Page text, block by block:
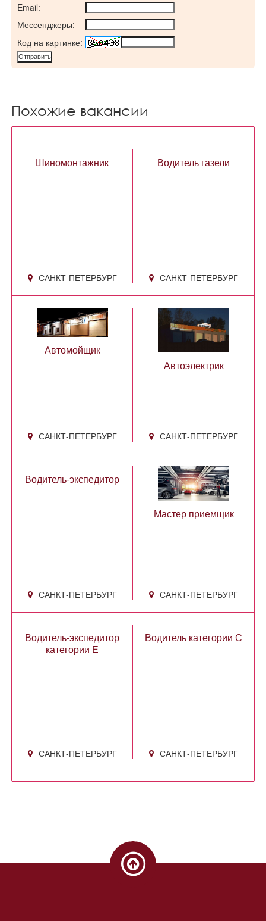
Email:
Мессенджеры:
Код на картинке:
Похожие вакансии
Шиномонтажник
САНКТ-ПЕТЕРБУРГ
Водитель газели
САНКТ-ПЕТЕРБУРГ
Автомойщик
САНКТ-ПЕТЕРБУРГ
Автоэлектрик
САНКТ-ПЕТЕРБУРГ
Водитель-экспедитор
САНКТ-ПЕТЕРБУРГ
Мастер приемщик
САНКТ-ПЕТЕРБУРГ
Водитель-экспедитор
категории Е
САНКТ-ПЕТЕРБУРГ
Водитель категории С
САНКТ-ПЕТЕРБУРГ